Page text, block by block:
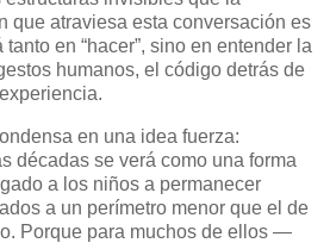
que atraviesa esta conversación es
en “hacer”, sino en entender la
humanos, el código detrás de
en una idea fuerza:
décadas se verá como una forma
a los niños a permanecer
a un perímetro menor que el de
Porque para muchos de ellos —